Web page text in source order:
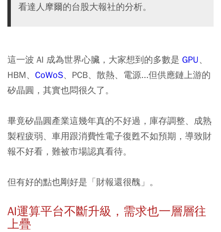
看達人摩爾的台股大報社的分析。
這一波 AI 成為世界心臟，大家想到的多數是 GPU、
HBM、 CoWoS、 PCB、散熱、電源...但供應鏈上游的
矽晶圓，其實也悶很久了。
畢竟矽晶圓產業這幾年真的不好過，庫存調整、成熟
製程疲弱、車用跟消費性電子復甦不如預期，導致財
報不好看，難被市場認真看待。
但有好的點也剛好是「財報還很醜」。
AI運算平台不斷升級，需求也一層層往
上疊